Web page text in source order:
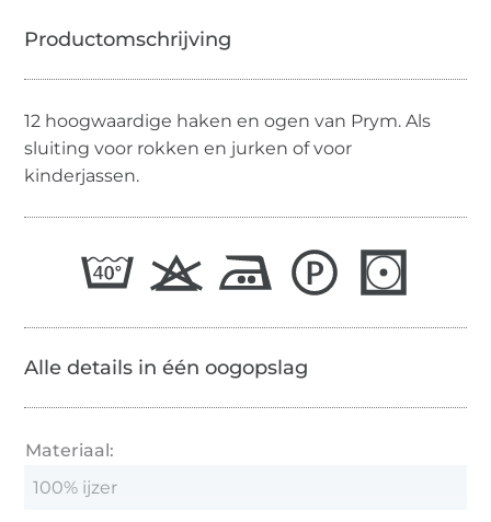
12 hoogwaardige haken en ogen van Prym. Als
sluiting voor rokken en jurken of voor
kinderjassen.
Alle details in één oogopslag
Materiaal:
100% ijzer